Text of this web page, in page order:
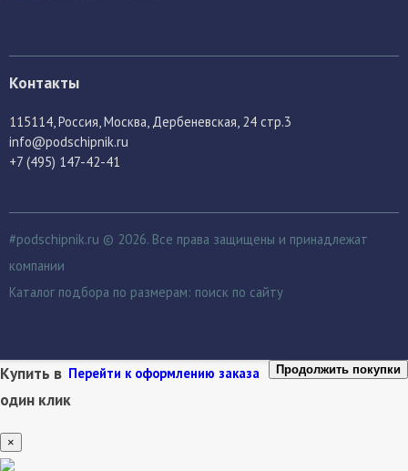
Контакты
115114 , Россия, Москва, Дербеневская, 24 стр.3
info@podschipnik.ru
+7 (495) 147-42-41
#podschipnik.ru © 2026. Все права защищены и принадлежат
компании
Каталог подбора по размерам: поиск по сайту
Продолжить покупки
Перейти к оформлению заказа
Купить в
один клик
×